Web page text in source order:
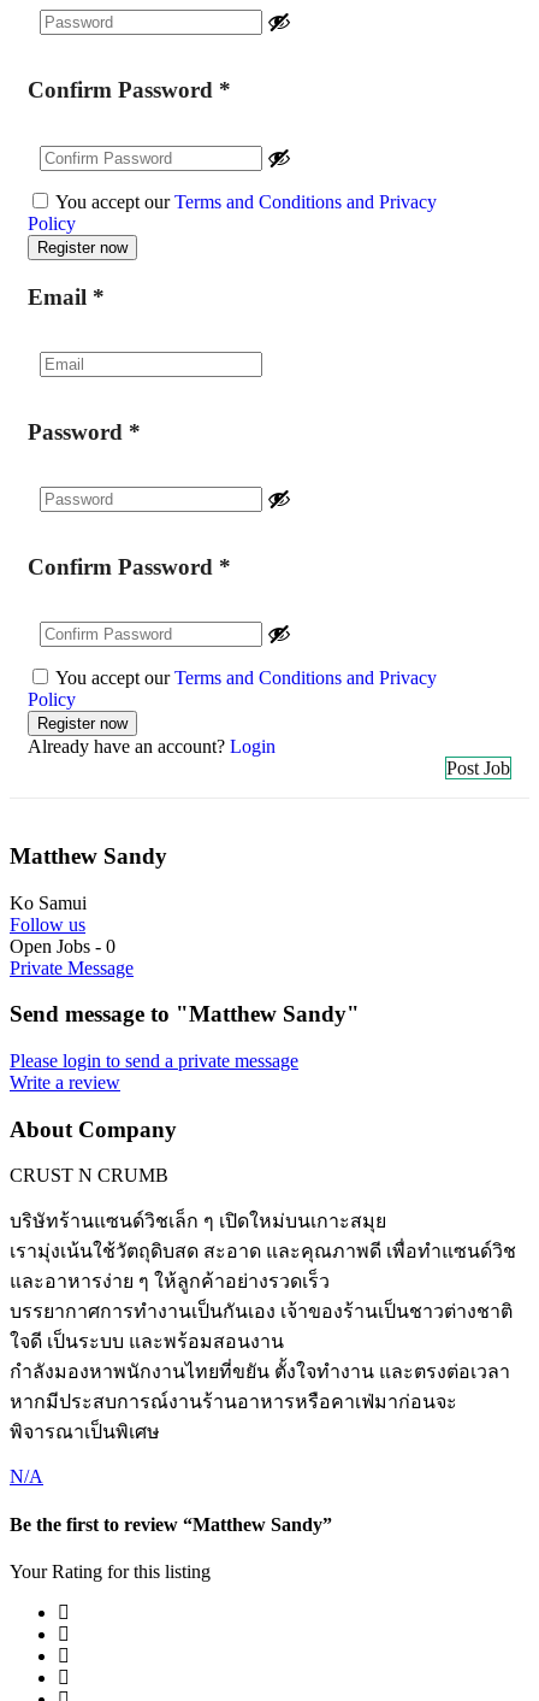
Confirm Password *
You accept ourTerms and Conditions and Privacy
Policy
Email *
Password *
Confirm Password *
You accept ourTerms and Conditions and Privacy
Policy
Already have an account? Login
Post Job
Matthew Sandy
Ko Samui
Follow us
Open Jobs - 0
Private Message
Send message to "Matthew Sandy"
Please login to send a private message
Write a review
About Company
CRUST N CRUMB
บริษัทร้านแซนด์วิชเล็ก ๆ เปิดใหม่บนเกาะสมุย
เรามุ่งเน้นใช้วัตถุดิบสด สะอาด และคุณภาพดี เพื่อทำแซนด์วิช
และอาหารง่าย ๆ ให้ลูกค้าอย่างรวดเร็ว
บรรยากาศการทำงานเป็นกันเอง เจ้าของร้านเป็นชาวต่างชาติ
ใจดี เป็นระบบ และพร้อมสอนงาน
กำลังมองหาพนักงานไทยที่ขยัน ตั้งใจทำงาน และตรงต่อเวลา
หากมีประสบการณ์งานร้านอาหารหรือคาเฟ่มาก่อนจะ
พิจารณาเป็นพิเศษ
N/A
Be the first to review “Matthew Sandy”
Your Rating for this listing